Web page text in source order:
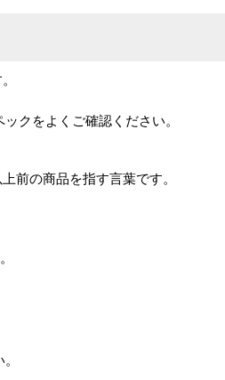
クをよくご確認ください。
前の商品を指す言葉です。